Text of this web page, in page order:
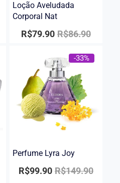
Loção Aveludada
Corporal Nat
R$86.90
R$79.90
-33%
Perfume Lyra Joy
R$149.90
R$99.90